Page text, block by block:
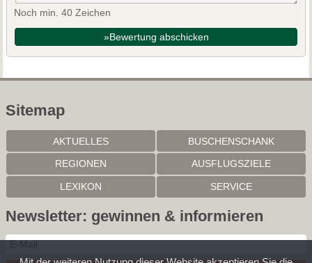
Noch min. 40 Zeichen
»Bewertung abschicken
Sitemap
AKTUELLES BUSCHENSCHANK
REGIONEN AUSFLUGSZIELE
LEXIKON SERVICE
Newsletter: gewinnen & informieren